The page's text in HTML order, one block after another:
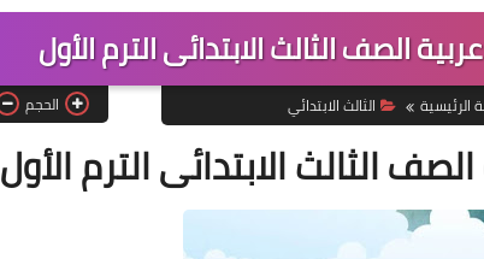
الصف الثالث الابتدائى الترم الأول
الرئيسية الثالث الابتدائي الحجم
الثالث الابتدائى الترم الأول